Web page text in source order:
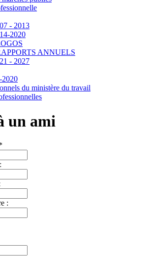
- 2013
2020
ANNUELS
- 2027
du ministère du travail
un ami
: